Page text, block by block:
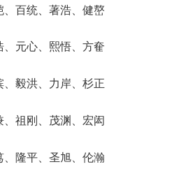
百统、著浩、健嶅
元心、熙悟、方奞
毅洪、力岸、杉正
祖刚、茂渊、宏闳
隆平、圣旭、伦瀚